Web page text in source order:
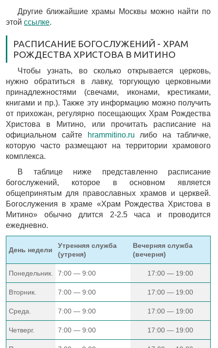
Другие ближайшие храмы Москвы можно найти по
этой ссылке.
РАСПИСАНИЕ БОГОСЛУЖЕНИЙ - ХРАМ
РОЖДЕСТВА ХРИСТОВА В МИТИНО
Чтобы узнать, во сколько открывается церковь,
нужно обратиться в лавку, торгующую церковными
принадлежностями (свечами, иконами, крестиками,
книгами и пр.). Также эту информацию можно получить
от прихожан, регулярно посещающих Храм Рождества
Христова в Митино, или прочитать расписание на
официальном сайте
hrammitino.ru либо на табличке,
которую часто размещают на территории храмового
комплекса.
В таблице ниже представленно расписание
богослужений, которое в основном является
общепринятым для православных храмов и церквей.
Богослужения в храме «Храм Рождества Христова в
Митино» обычно длится 2-2.5 часа и проводится
ежедневно.
День недели
Утренняя служба
(утреня)
Вечерняя служба
(вечерня)
Понедельник. 7:00 — 9:00 17:00 — 19:00
Вторник. 7:00 — 9:00 17:00 — 19:00
Среда. 7:00 — 9:00 17:00 — 19:00
Четверг. 7:00 — 9:00 17:00 — 19:00